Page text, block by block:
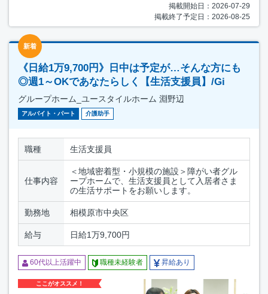
掲載開始日：2026-07-29
掲載終了予定日：2026-08-25
新着
《日給1万9,700円》日中は予定が…そんな方にも
◎週1～OKであなたらしく【生活支援員】/Gi
グループホーム_ユースタイルホーム 淵野辺
アルバイト・パート 介護助手
職種 生活支援員
仕事内容
＜地域密着型・小規模の施設＞障がい者グル
ープホームで、生活支援員として入居者さま
の生活サポートをお願いします。
勤務地 相模原市中央区
給与 日給1万9,700円
60代以上活躍中 職種未経験者 昇給あり
ここがオススメ！